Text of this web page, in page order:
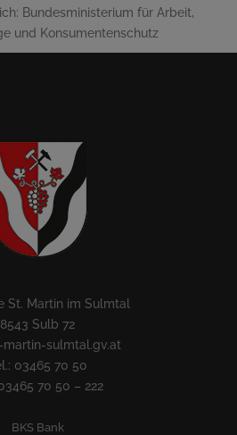
Bundesministerium für Arbeit,
und Konsumentenschutz
St. Martin im Sulmtal
8543 Sulb 72
martin-sulmtal.gv.at
03465 70 50
70 50 – 222
BKS Bank